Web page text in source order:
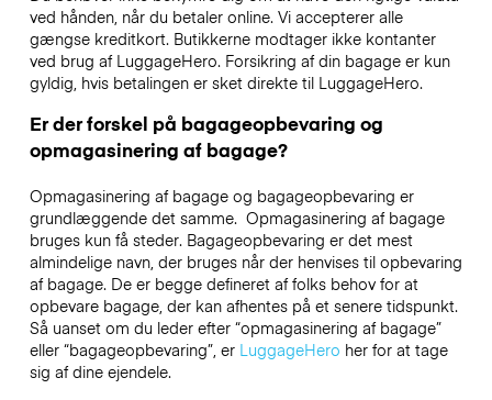
ved hånden, når du betaler online. Vi accepterer alle
gængse kreditkort. Butikkerne modtager ikke kontanter
ved brug af LuggageHero. Forsikring af din bagage er kun
gyldig, hvis betalingen er sket direkte til LuggageHero.
Er der forskel på bagageopbevaring og
opmagasinering af bagage?
Opmagasinering af bagage og bagageopbevaring er
grundlæggende det samme. Opmagasinering af bagage
bruges kun få steder. Bagageopbevaring er det mest
almindelige navn, der bruges når der henvises til opbevaring
af bagage. De er begge defineret af folks behov for at
opbevare bagage, der kan afhentes på et senere tidspunkt.
Så uanset om du leder efter “opmagasinering af bagage”
eller “bagageopbevaring”, erLuggageHero her for at tage
sig af dine ejendele.